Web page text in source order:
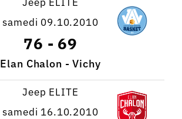
samedi 09.10.2010
76 - 69
Elan Chalon - Vichy
Jeep ELITE
samedi 16.10.2010